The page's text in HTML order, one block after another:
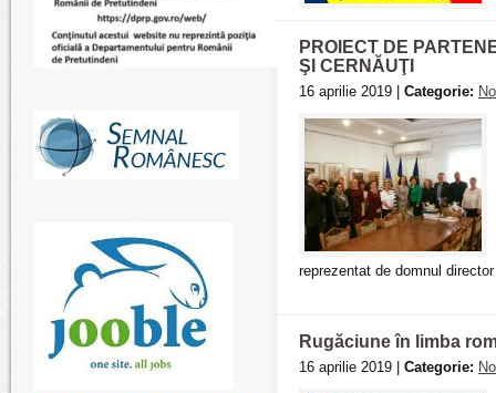
PROIECT DE
ŞI CERNĂUŢI
16 aprilie 2019 | Categorie:
reprezentat de domnul
Rugăciune în limba
16 aprilie 2019 | Categorie: